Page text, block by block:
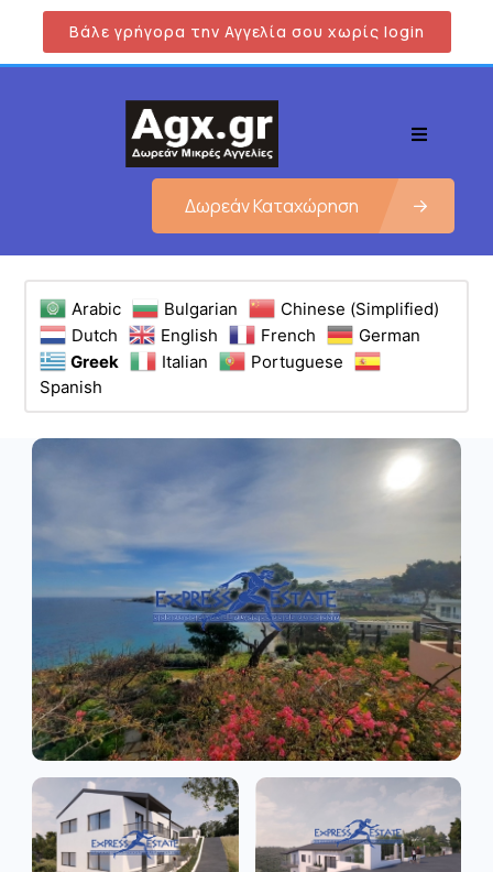
Βάλε γρήγορα την Αγγελία σου χωρίς login
Δωρεάν Καταχώρηση
Arabic Bulgarian
Chinese (Simplified)
Dutch
English French
German
Greek
Italian
Portuguese
Spanish